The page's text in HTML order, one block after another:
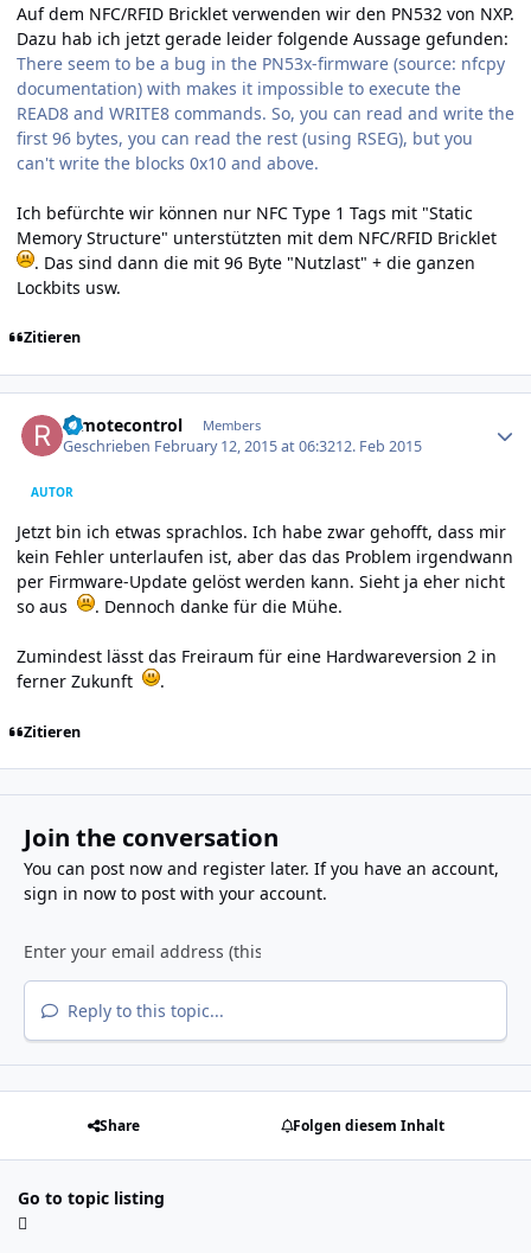
Auf dem NFC/RFID Bricklet verwenden wir den PN532 von NXP.
Dazu hab ich jetzt gerade leider folgende Aussage gefunden:
There seem to be a bug in the PN53x-firmware (source: nfcpy
documentation) with makes it impossible to execute the
READ8 and WRITE8 commands. So, you can read and write the
first 96 bytes, you can read the rest (using RSEG), but you
can't write the blocks 0x10 and above.
Ich befürchte wir können nur NFC Type 1 Tags mit "Static
Memory Structure" unterstützten mit dem NFC/RFID Bricklet
. Das sind dann die mit 96 Byte "Nutzlast" + die ganzen
Lockbits usw.
Zitieren
remotecontrol Members
Geschrieben February 12, 2015 at 06:3212. Feb 2015
AUTOR
Jetzt bin ich etwas sprachlos. Ich habe zwar gehofft, dass mir
kein Fehler unterlaufen ist, aber das das Problem irgendwann
per Firmware-Update gelöst werden kann. Sieht ja eher nicht
so aus
. Dennoch danke für die Mühe.
Zumindest lässt das Freiraum für eine Hardwareversion 2 in
ferner Zukunft
.
Zitieren
Join the conversation
You can post now and register later. If you have an account,
sign in nowto post with your account.
Reply to this topic...
Share Folgen diesem Inhalt
Go to topic listing